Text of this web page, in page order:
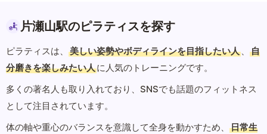
片瀬山駅のピラティスを探す
ピラティスは、 美しい姿勢やボディラインを目指したい人 、
自
分磨きを楽しみたい人に人気のトレーニングです。
多くの著名人も取り入れており、SNSでも話題のフィットネス
として注目されています。
体の軸や重心のバランスを意識して全身を動かすため、
日常生